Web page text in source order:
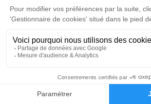
Faire-part
Cérémonie religieuse
mercredi 30 novembre 2022 à
Eglise de Sainte-Anne
97180 Sainte-Anne
Je